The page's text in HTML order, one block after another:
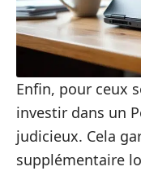
Enfin, pour ceux
investir dans un
judicieux. Cela
supplémentaire